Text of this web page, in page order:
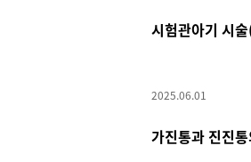
시험관아기 시
2025.06.01
가진통과 진진